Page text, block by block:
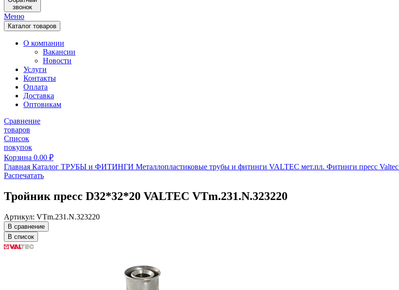
звонок
Меню
Каталог товаров
О компании
Вакансии
Новости
Услуги
Контакты
Оплата
Доставка
Оптовикам
Сравнение
товаров
Список
покупок
Корзина 0.00 ₽
Главная Каталог ТРУБЫ и ФИТИНГИ Металлопластиковые трубы и фитинги VALTEC мет.пл. Фитинги пресс Valtec
Распечатать
Тройник пресс D32*32*20 VALTEC VTm.231.N.323220
Артикул: VTm.231.N.323220
В сравнение
В список